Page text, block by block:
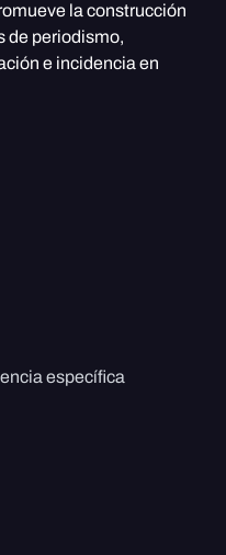
la construcción
de periodismo,
e incidencia en
específica